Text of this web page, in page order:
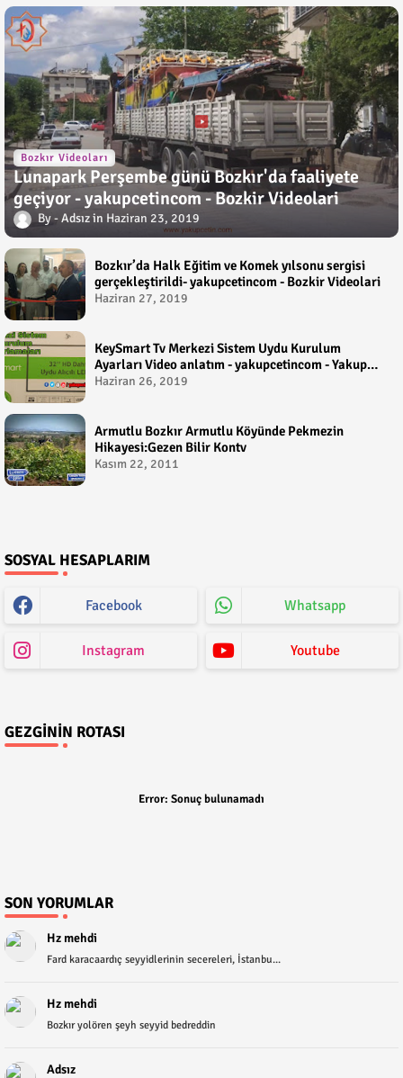
Bozkır Videoları
Lunapark Perşembe günü Bozkır'da faaliyete
geçiyor - yakupcetincom - Bozkir Videolari
Adsız Haziran 23, 2019
Bozkır’da Halk Eğitim ve Komek yılsonu sergisi
gerçekleştirildi- yakupcetincom - Bozkir Videolari
Haziran 27, 2019
KeySmart Tv Merkezi Sistem Uydu Kurulum
Ayarları Video anlatım - yakupcetincom - Yakup
Çetin
Haziran 26, 2019
Armutlu Bozkır Armutlu Köyünde Pekmezin
Hikayesi:Gezen Bilir Kontv
Kasım 22, 2011
SOSYAL HESAPLARIM
Facebook Whatsapp
Instagram Youtube
GEZGININ ROTASI
Error: Sonuç bulunamadı
SON YORUMLAR
Hz mehdi
Fard karacaardıç seyyidlerinin secereleri, İstanbu...
Hz mehdi
Bozkır yolören şeyh seyyid bedreddin
Adsız